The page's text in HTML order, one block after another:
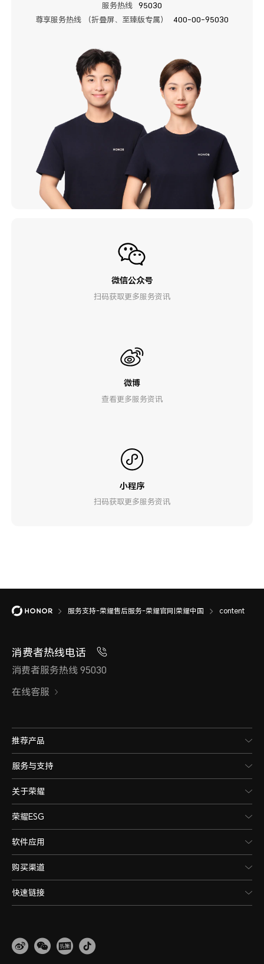
服务热线
95030
尊享服务热线 （折叠屏、至臻版专属）
400-00-95030
微信公众号
扫码获取更多服务资讯
微博
查看更多服务资讯
小程序
扫码获取更多服务资讯
服务支持-荣耀售后服务-荣耀官网|荣耀中国 content
消费者热线电话
消费者服务热线 95030
在线客服
推荐产品
服务与支持
关于荣耀
荣耀ESG
软件应用
购买渠道
快速链接